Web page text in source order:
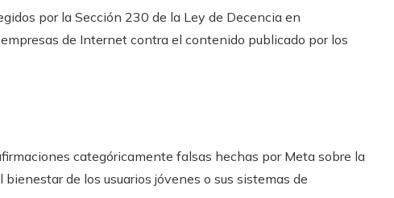
por la Sección 230 de la Ley de Decencia en
de Internet contra el contenido publicado por los
categóricamente falsas hechas por Meta sobre la
de los usuarios jóvenes o sus sistemas de